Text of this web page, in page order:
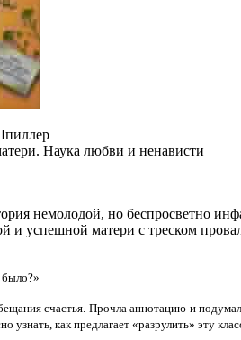
Наука любви и ненависти
немолодой, но беспросветно
и успешной матери с треском
счастья. Прочла аннотацию и
узнать, как предлагает «разрулить» эту